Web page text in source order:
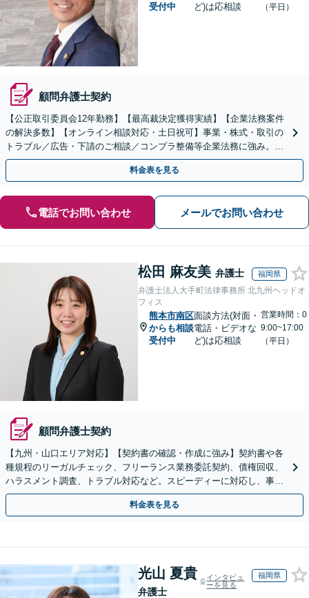
受付中
ど)は応相談
（平日）
顧問弁護士契約
【公正取引委員会12年勤務】【最高裁決定獲得実績】【企業法務案件
の解決多数】【オンライン相談対応・土日祝可】事業・株式・取引の
トラブル／広告・下請のご相談／コンプラ整備等企業法務に強み。株
式の相続／誹謗中傷対策／不動産問題まで幅広く対応！
料金表を見る
電話でお問い合わせ メールでお問い合わせ
松田 麻友美 弁護士 福岡県
弁護士法人大手町法律事務所 北九州ヘッドオ
フィス
熊本市南区
からも相談
受付中
面談方法(対面・
電話・ビデオな
ど)は応相談
営業時間：0
9:00~17:00
（平日）
顧問弁護士契約
【九州・山口エリア対応】【契約書の確認・作成に強み】契約書や各
種規程のリーガルチェック、フリーランス業務委託契約、債権回収、
ハラスメント調査、トラブル対応など。スピーディーに対応し、事業
成長を法的側面よりしっかりとサポート【駐車場あり】
料金表を見る
光山 夏貴
弁護士
インタビュ
ーを見る
福岡県